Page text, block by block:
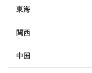
東海
関西
中国